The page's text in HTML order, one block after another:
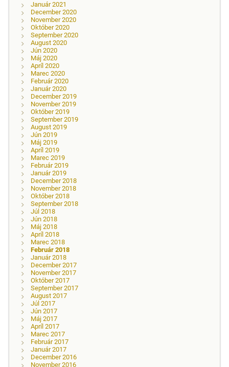
Január 2021
December 2020
November 2020
Október 2020
September 2020
August 2020
Jún 2020
Máj 2020
Apríl 2020
Marec 2020
Február 2020
Január 2020
December 2019
November 2019
Október 2019
September 2019
August 2019
Jún 2019
Máj 2019
Apríl 2019
Marec 2019
Február 2019
Január 2019
December 2018
November 2018
Október 2018
September 2018
Júl 2018
Jún 2018
Máj 2018
Apríl 2018
Marec 2018
Február 2018
Január 2018
December 2017
November 2017
Október 2017
September 2017
August 2017
Júl 2017
Jún 2017
Máj 2017
Apríl 2017
Marec 2017
Február 2017
Január 2017
December 2016
November 2016